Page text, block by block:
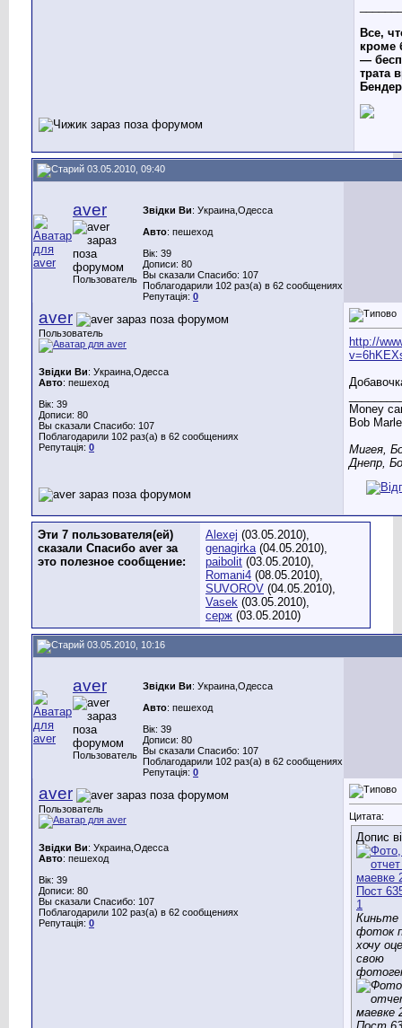
Все,
кроме
—
трата
03.05.2010, 09:40
aver
Пользователь
Звідки Ви: Украина,Одесса
Авто: пешеход
Вік: 39
Дописи: 80
Вы сказали Спасибо: 107
Поблагодарили 102 раз(а) в 62 сообщениях
Репутація: 0
aver
Пользователь
Звідки Ви: Украина,Одесса
Авто: пешеход
Вік: 39
Дописи: 80
Вы сказали Спасибо: 107
Поблагодарили 102 раз(а) в 62 сообщениях
Репутація: 0
http://
Money
Bob
Мигея,
Днепр,
Эти 7 пользователя(ей)
сказали Спасибо aver за
это полезное сообщение:
Alexej (03.05.2010),
genagirka (04.05.2010),
paibolit (03.05.2010),
Romani4 (08.05.2010),
SUVOROV (04.05.2010),
Vasek (03.05.2010),
серж (03.05.2010)
03.05.2010, 10:16
aver
Пользователь
Звідки Ви: Украина,Одесса
Авто: пешеход
Вік: 39
Дописи: 80
Вы сказали Спасибо: 107
Поблагодарили 102 раз(а) в 62 сообщениях
Репутація: 0
aver
Пользователь
Звідки Ви: Украина,Одесса
Авто: пешеход
Вік: 39
Дописи: 80
Вы сказали Спасибо: 107
Поблагодарили 102 раз(а) в 62 сообщениях
Репутація: 0
Цитата:
Допис
Киньте
фоток
хочу
свою